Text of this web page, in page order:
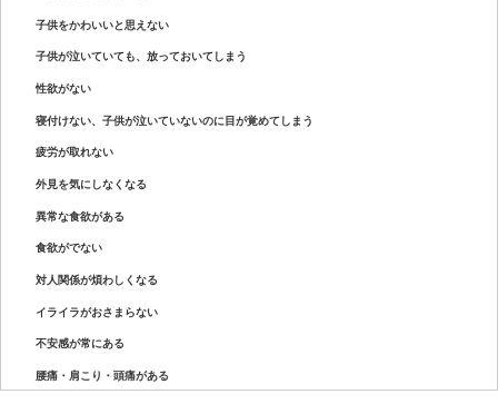
ことに日本は倍率が高く、
１０％前後の人が産後うつにかかるといわれています。
原因としてよく言われるのがホルモンバランスの乱れです
が、妊娠中に高いレベルを維持していたホルモンは主にエストロゲ
プロラクチンです。
気分がひどく落ち込む
子供をかわいいと思えない
子供が泣いていても、放っておいてしまう